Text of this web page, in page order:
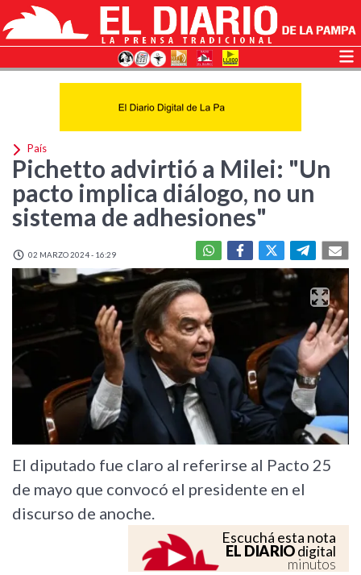
País
Pichetto advirtió a Milei: "Un
pacto implica diálogo, no un
sistema de adhesiones"
02 MARZO 2024 - 16:29
El diputado fue claro al referirse al Pacto 25
de mayo que convocó el presidente en el
discurso de anoche.
Escuchá esta nota
EL DIARIOdigital
minutos